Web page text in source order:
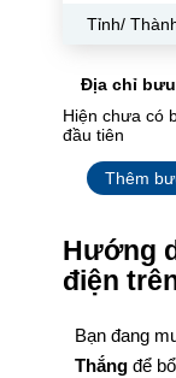
Tỉnh/
Địa chỉ
Hiện chưa có
đầu tiên
Thêm
Hướng
điện
Bạn đang
Thắng để